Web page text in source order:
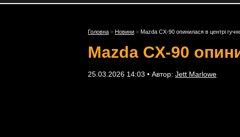
Головна » Новини » Mazda CX-90 опинилася в центрі
Mazda CX-90
25.03.2026 14:03 • Автор: Jett Marlowe